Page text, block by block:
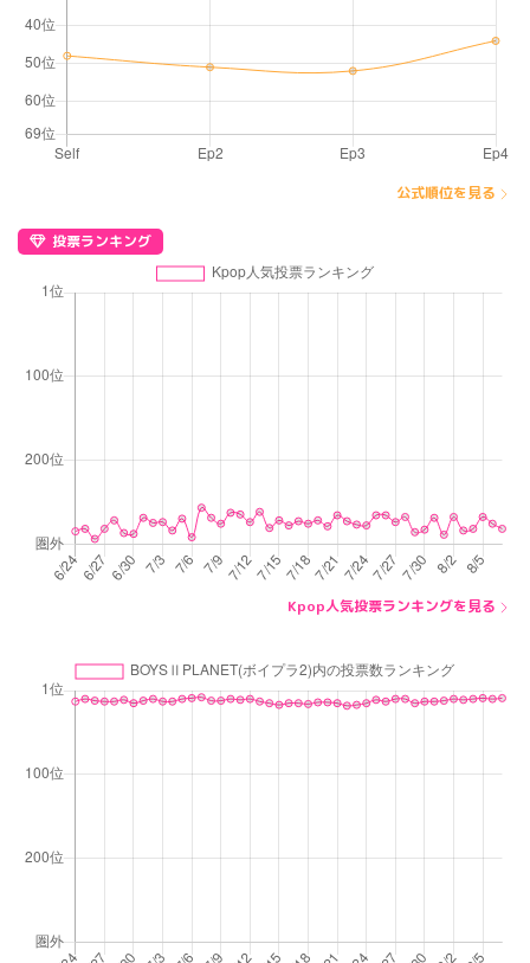
公式順位を見る
投票ランキング
Kpop人気投票ランキングを見る